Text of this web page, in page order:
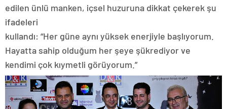
edilen ünlü manken, içsel huzuruna dikkat çekerek şu
ifadeleri
kullandı: “Her güne aynı yüksek enerjiyle başlıyorum.
Hayatta sahip olduğum her şeye şükrediyor ve
kendimi çok kıymetli görüyorum.”